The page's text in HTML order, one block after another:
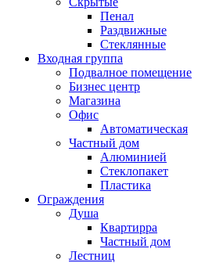
Пенал
Раздвижные
Стеклянные
Входная группа
Подвалное помещение
Бизнес центр
Магазина
Офис
Автоматическая
Частный дом
Алюминией
Стеклопакет
Пластика
Ограждения
Душа
Квартирра
Частный дом
Лестниц